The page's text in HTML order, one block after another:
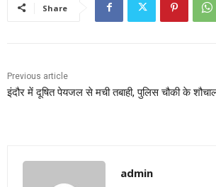
Share
Previous article
इंदौर में दूषित पेयजल से मची तबाही, पुलिस चौकी के
admin